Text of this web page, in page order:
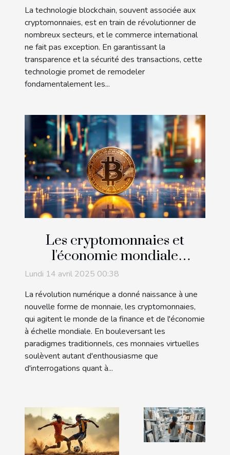
La technologie blockchain, souvent associée aux
cryptomonnaies, est en train de révolutionner de
nombreux secteurs, et le commerce international
ne fait pas exception. En garantissant la
transparence et la sécurité des transactions, cette
technologie promet de remodeler
fondamentalement les...
Les cryptomonnaies et
l'économie mondiale
comprendre leur impact et
leur potentiel futur
Lundi 14 avril 2025 00:38
La révolution numérique a donné naissance à une
nouvelle forme de monnaie, les cryptomonnaies,
qui agitent le monde de la finance et de l'économie
à échelle mondiale. En bouleversant les
paradigmes traditionnels, ces monnaies virtuelles
soulèvent autant d'enthousiasme que
d'interrogations quant à...